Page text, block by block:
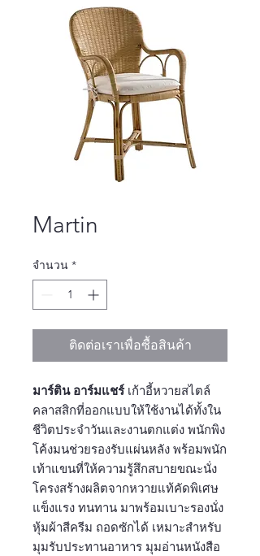
Martin
จำนวน *
ติดต่อเราเพื่อซื้อสินค้า
มาร์ติน อาร์มแชร์เก้าอี้หวายสไตล์
คลาสสิกที่ออกแบบให้ใช้งานได้ทั้งใน
ชีวิตประจำวันและงานตกแต่ง พนักพิง
โค้งมนช่วยรองรับแผ่นหลัง พร้อมพนัก
เท้าแขนที่ให้ความรู้สึกสบายขณะนั่ง
โครงสร้างผลิตจากหวายแท้คัดพิเศษ
แข็งแรง ทนทาน มาพร้อมเบาะรองนั่ง
หุ้มผ้าสีครีม ถอดซักได้ เหมาะสำหรับ
มุมรับประทานอาหาร มุมอ่านหนังสือ